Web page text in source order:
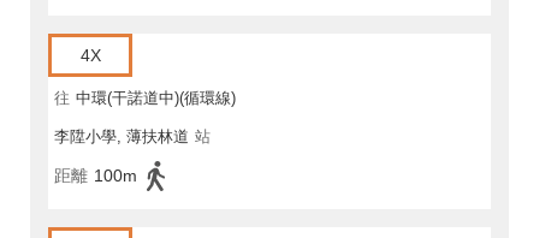
4X
往 中環(干諾道中)(循環線)
李陞小學, 薄扶林道 站
距離 100m